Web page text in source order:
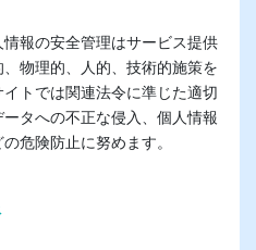
報の安全管理はサービス提供
物理的、人的、技術的施策を
トでは関連法令に準じた適切
タへの不正な侵入、個人情報
危険防止に努めます。